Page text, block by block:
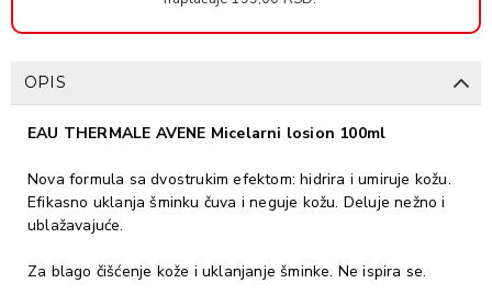
OPIS
EAU THERMALE AVENE Micelarni losion 100ml
Nova formula sa dvostrukim efektom: hidrira i umiruje kožu.
Efikasno uklanja šminku čuva i neguje kožu. Deluje nežno i
ublažavajuće.
Za blago čišćenje kože i uklanjanje šminke. Ne ispira se.